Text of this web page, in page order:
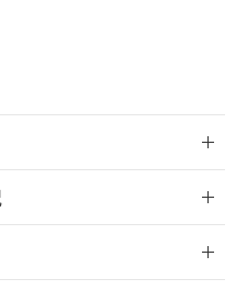
員登録
利用者が、当社の製
るお客様との取
範囲で利用すること
とは、
ウンロードするこ
の非含有証明書
（当社基準）